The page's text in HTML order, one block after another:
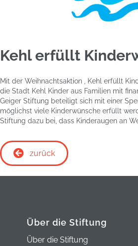
Kehl erfüllt
Mit der Weihnachtsaktion ‚ Kehl erfüllt
die Stadt Kehl Kinder aus Familien mit
Geiger Stiftung beteiligt sich mit einer
möglichst viele Kinderwünsche erfüllt
Stiftung dazu bei, dass Kinderaugen an
zurück
Über die Stiftung
Über die Stiftung